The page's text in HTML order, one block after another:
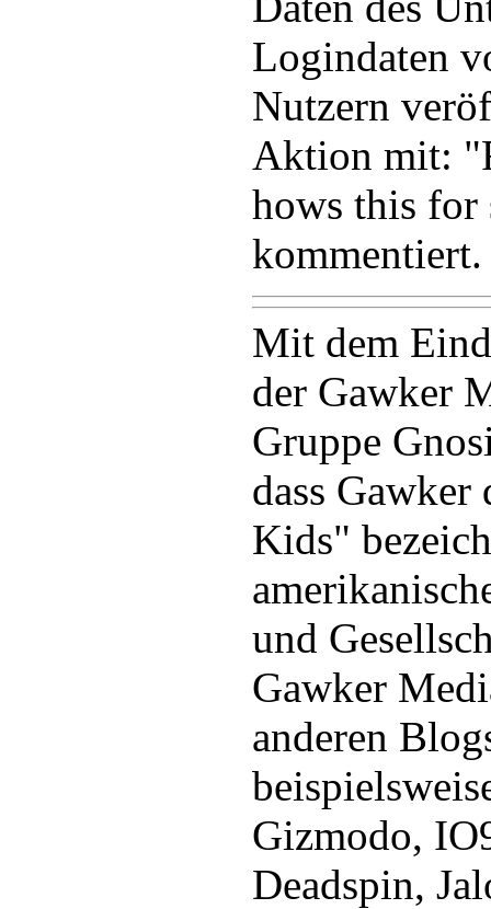
Logindaten
Nutzern
Aktion mit:
hows this
kommentiert.
Mit dem
der Gawker
Gruppe
dass Gawker
Kids"
und
Gawker
anderen
Gizmodo,
Deadspin,